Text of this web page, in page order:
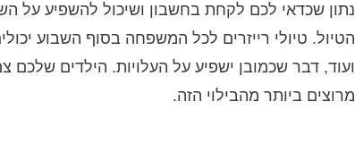
נתון שכדאי לכם לקחת בחשבון ושיכול להשפיע על
הטיול. טיולי רייזרים לכל המשפחה בסוף השבוע
ועוד, דבר שכמובן ישפיע על העלויות. הילדים
מרוצים ביותר מהבילוי הזה.